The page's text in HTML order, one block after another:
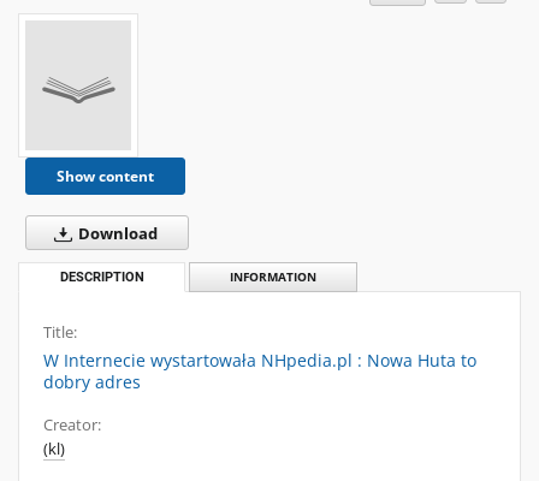
Show content
Download
DESCRIPTION INFORMATION
Title:
W Internecie wystartowała NHpedia.pl : Nowa Huta to
dobry adres
Creator:
(kl)